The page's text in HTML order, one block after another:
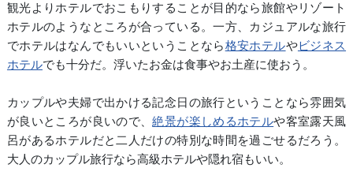
観光よりホテルでおこもりすることが目的なら旅館やリゾート
ホテルのようなところが合っている。一方、カジュアルな旅行
でホテルはなんでもいいということなら格安ホテルやビジネス
ホテルでも十分だ。浮いたお金は食事やお土産に使おう。
カップルや夫婦で出かける記念日の旅行ということなら雰囲気
が良いところが良いので、絶景が楽しめるホテルや客室露天風
呂があるホテルだと二人だけの特別な時間を過ごせるだろう。
大人のカップル旅行なら高級ホテルや隠れ宿もいい。